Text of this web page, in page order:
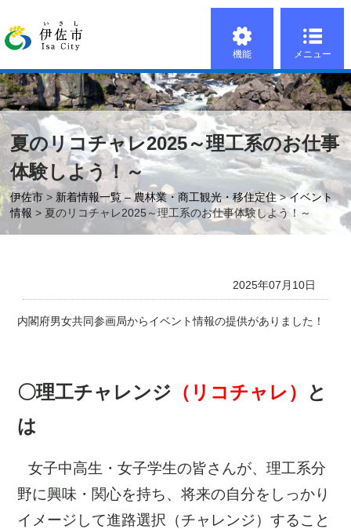
機能 メニュー
夏のリコチャレ2025～理工系のお仕事
体験しよう！～
伊佐市 > 新着情報一覧 – 農林業・商工観光・移住定住>イベント
情報 > 夏のリコチャレ2025～理工系のお仕事体験しよう！～
2025年07月10日
内閣府男女共同参画局からイベント情報の提供がありました！
〇理工チャレンジ （リコチャレ）
と
は
女子中高生・女子学生の皆さんが、理工系分
野に興味・関心を持ち、将来の自分をしっかり
イメージして進路選択（チャレンジ）すること